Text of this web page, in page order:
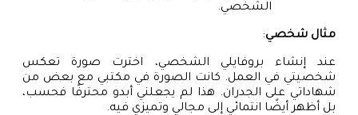
الشخصي.
مثال شخصي:
عند إنشاء بروفايلي الشخصي، اخترت صورة تعكس
شخصيتي في العمل. كانت الصورة في مكتبي مع بعض من
شهاداتي على الجدران. هذا لم يجعلني أبدو محترفًا فحسب،
بل أظهر أيضًا انتمائي إلى مجالي وتميزي فيه.